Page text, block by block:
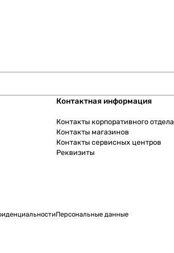
Контактная информация
Контакты корпоративного отдела
Контакты магазинов
Контакты сервисных центров
Реквизиты
Персональные данные